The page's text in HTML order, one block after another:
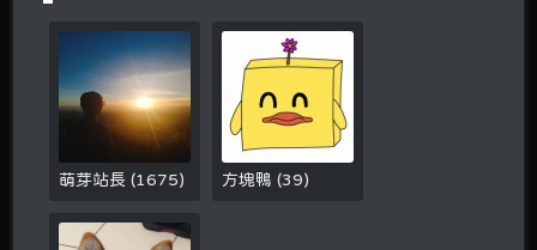
萌芽站長(1675) 方塊鴨(39)